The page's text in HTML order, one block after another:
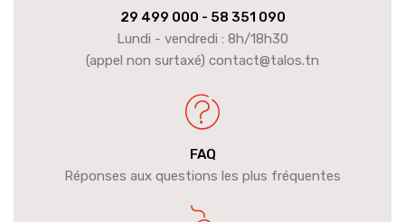
29 499 000 - 58 351 090
Lundi - vendredi : 8h/18h30
(appel non surtaxé) contact@talos.tn
FAQ
Réponses aux questions les plus fréquentes